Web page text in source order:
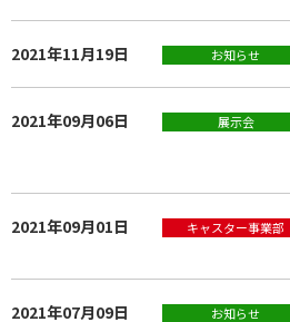
2021年11月19日 お知らせ
2021年09月06日 展示会
2021年09月01日 キャスター事業部
2021年07月09日 お知らせ